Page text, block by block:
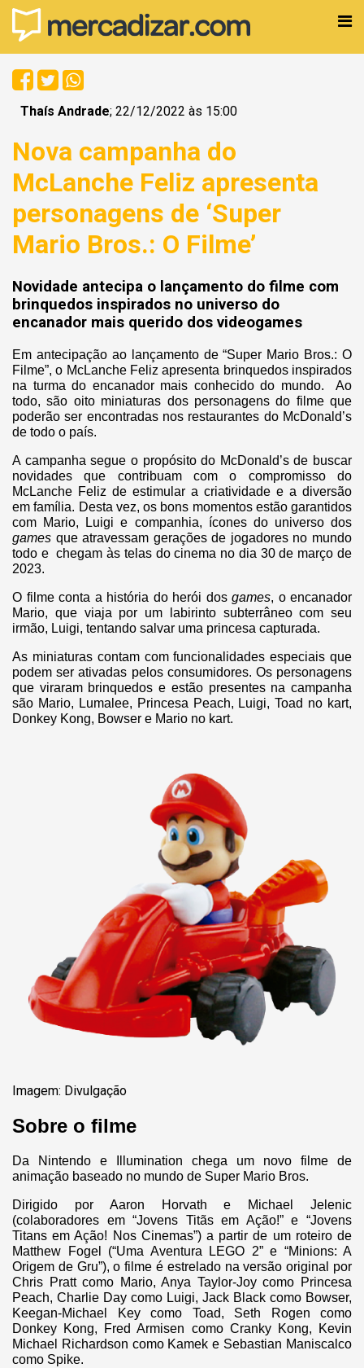
Thaís Andrade; 22/12/2022 às 15:00
Nova campanha do
McLanche Feliz apresenta
personagens de ‘Super
Mario Bros.: O Filme’
Novidade antecipa o lançamento do filme com
brinquedos inspirados no universo do
encanador mais querido dos videogames
Em antecipação ao lançamento de “Super Mario Bros.: O
Filme”, o McLanche Feliz apresenta brinquedos inspirados
na turma do encanador mais conhecido do mundo. Ao
todo, são oito miniaturas dos personagens do filme que
poderão ser encontradas nos restaurantes do McDonald’s
de todo o país.
A campanha segue o propósito do McDonald’s de buscar
novidades que contribuam com o compromisso do
McLanche Feliz de estimular a criatividade e a diversão
em família. Desta vez, os bons momentos estão garantidos
com Mario, Luigi e companhia, ícones do universo dos
games que atravessam gerações de jogadores no mundo
todo e chegam às telas do cinema no dia 30 de março de
2023.
O filme conta a história do herói dos games, o encanador
Mario, que viaja por um labirinto subterrâneo com seu
irmão, Luigi, tentando salvar uma princesa capturada.
As miniaturas contam com funcionalidades especiais que
podem ser ativadas pelos consumidores. Os personagens
que viraram brinquedos e estão presentes na campanha
são Mario, Lumalee, Princesa Peach, Luigi, Toad no kart,
Donkey Kong, Bowser e Mario no kart.
Imagem: Divulgação
Sobre o filme
Da Nintendo e Illumination chega um novo filme de
animação baseado no mundo de Super Mario Bros.
Dirigido por Aaron Horvath e Michael Jelenic
(colaboradores em “Jovens Titãs em Ação!” e “Jovens
Titans em Ação! Nos Cinemas”) a partir de um roteiro de
Matthew Fogel (“Uma Aventura LEGO 2” e “Minions: A
Origem de Gru”), o filme é estrelado na versão original por
Chris Pratt como Mario, Anya Taylor-Joy como Princesa
Peach, Charlie Day como Luigi, Jack Black como Bowser,
Keegan-Michael Key como Toad, Seth Rogen como
Donkey Kong, Fred Armisen como Cranky Kong, Kevin
Michael Richardson como Kamek e Sebastian Maniscalco
como Spike.